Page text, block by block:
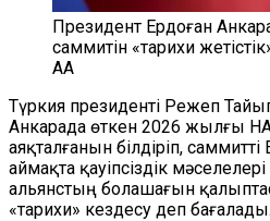
Президент Ердоған
саммитін «тарихи
AA
Түркия президенті Режеп
Анкарада өткен 2026 жылғы
аяқталғанын білдіріп,
аймақта қауіпсіздік
альянстың болашағын
«тарихи» кездесу деп бағалады.